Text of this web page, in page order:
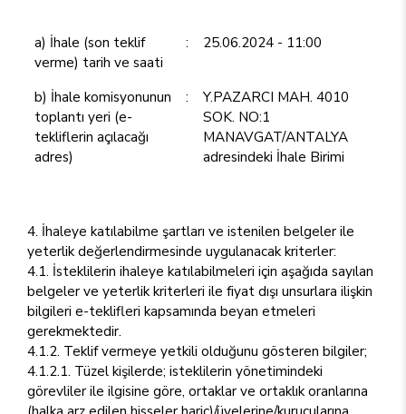
a) İhale (son teklif
verme) tarih ve saati
: 25.06.2024 - 11:00
b) İhale komisyonunun
toplantı yeri (e-
tekliflerin açılacağı
adres)
:
Y.PAZARCI MAH. 4010
SOK. NO:1
MANAVGAT/ANTALYA
adresindeki İhale Birimi
4. İhaleye katılabilme şartları ve istenilen belgeler ile
yeterlik değerlendirmesinde uygulanacak kriterler:
4.1. İsteklilerin ihaleye katılabilmeleri için aşağıda sayılan
belgeler ve yeterlik kriterleri ile fiyat dışı unsurlara ilişkin
bilgileri e-teklifleri kapsamında beyan etmeleri
gerekmektedir.
4.1.2. Teklif vermeye yetkili olduğunu gösteren bilgiler;
4.1.2.1. Tüzel kişilerde; isteklilerin yönetimindeki
görevliler ile ilgisine göre, ortaklar ve ortaklık oranlarına